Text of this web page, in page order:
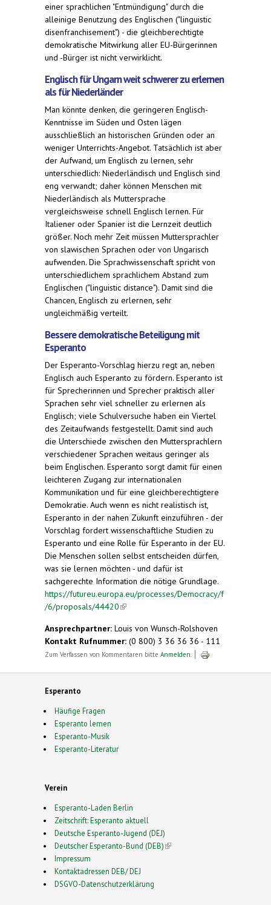
einer sprachlichen "Entmündigung" durch die
alleinige Benutzung des Englischen ("linguistic
disenfranchisement") - die gleichberechtigte
demokratische Mitwirkung aller EU-Bürgerinnen
und -Bürger ist nicht verwirklicht.
Englisch für Ungarn weit schwerer zu erlernen
als für Niederländer
Man könnte denken, die geringeren Englisch-
Kenntnisse im Süden und Osten lägen
ausschließlich an historischen Gründen oder an
weniger Unterrichts-Angebot. Tatsächlich ist aber
der Aufwand, um Englisch zu lernen, sehr
unterschiedlich: Niederländisch und Englisch sind
eng verwandt; daher können Menschen mit
Niederländisch als Muttersprache
vergleichsweise schnell Englisch lernen. Für
Italiener oder Spanier ist die Lernzeit deutlich
größer. Noch mehr Zeit müssen Muttersprachler
von slawischen Sprachen oder von Ungarisch
aufwenden. Die Sprachwissenschaft spricht von
unterschiedlichem sprachlichem Abstand zum
Englischen ("linguistic distance"). Damit sind die
Chancen, Englisch zu erlernen, sehr
ungleichmäßig verteilt.
Bessere demokratische Beteiligung mit
Esperanto
Der Esperanto-Vorschlag hierzu regt an, neben
Englisch auch Esperanto zu fördern. Esperanto ist
für Sprecherinnen und Sprecher praktisch aller
Sprachen sehr viel schneller zu erlernen als
Englisch; viele Schulversuche haben ein Viertel
des Zeitaufwands festgestellt. Damit sind auch
die Unterschiede zwischen den Muttersprachlern
verschiedener Sprachen weitaus geringer als
beim Englischen. Esperanto sorgt damit für einen
leichteren Zugang zur internationalen
Kommunikation und für eine gleichberechtigtere
Demokratie. Auch wenn es nicht realistisch ist,
Esperanto in der nahen Zukunft einzuführen - der
Vorschlag fordert wissenschaftliche Studien zu
Esperanto und eine Rolle für Esperanto in der EU.
Die Menschen sollen selbst entscheiden dürfen,
was sie lernen möchten - und dafür ist
sachgerechte Information die nötige Grundlage.
https://futureu.europa.eu/processes/Democracy/f
/6/proposals/44420(link is external)
Ansprechpartner: Louis von Wunsch-Rolshoven
Kontakt Rufnummer: (0 800) 3 36 36 36 - 111
Zum Verfassen von Kommentaren bitte Anmelden
Esperanto
Häufige Fragen
Esperanto lernen
Esperanto-Musik
Esperanto-Literatur
Verein
Esperanto-Laden Berlin
Zeitschrift: Esperanto aktuell
Deutsche Esperanto-Jugend (DEJ)
Deutscher Esperanto-Bund (DEB)(link is external)
Impressum
Kontaktadressen DEB/ DEJ
DSGVO-Datenschutzerklärung